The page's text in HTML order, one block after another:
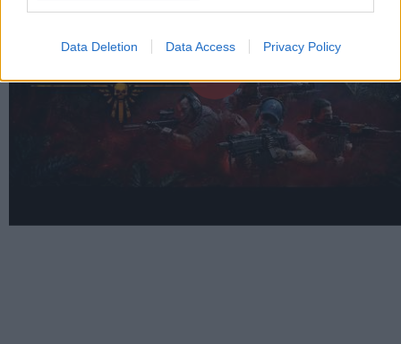
Data Deletion Data Access Privacy Policy